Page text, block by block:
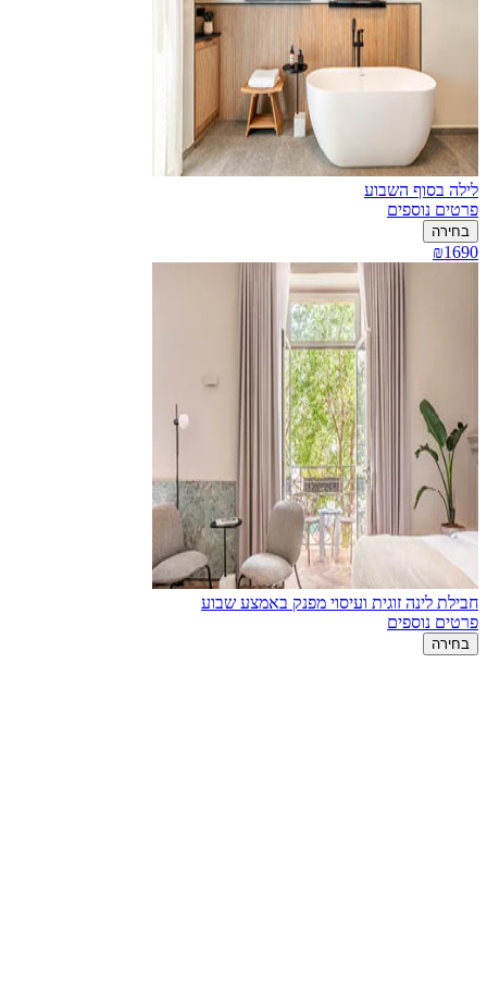
לילה בסוף השבוע
פרטים נוספים
בחירה
₪1690
חבילת לינה זוגית ועיסוי מפנק באמצע שבוע
פרטים נוספים
בחירה